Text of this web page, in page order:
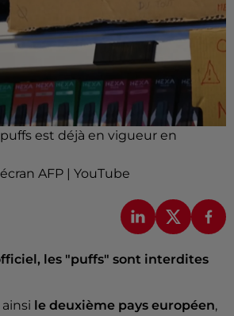
est déjà en vigueur en
AFP | YouTube
les "puffs" sont interdites
le deuxième pays européen,